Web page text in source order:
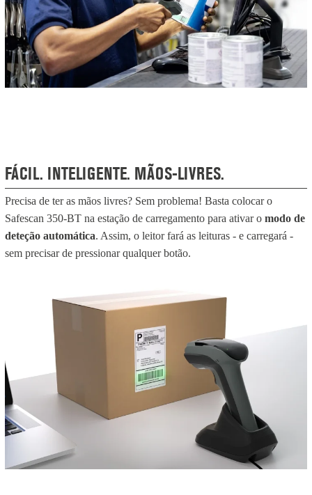
FÁCIL. INTELIGENTE. MÃOS-LIVRES.
Precisa de ter as mãos livres? Sem problema! Basta colocar o
Safescan 350-BT na estação de carregamento para ativar o modo de
deteção automática. Assim, o leitor fará as leituras - e carregará -
sem precisar de pressionar qualquer botão.